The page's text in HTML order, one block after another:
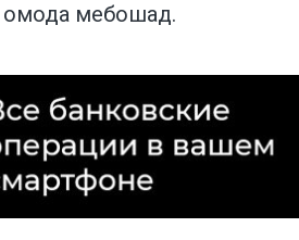
омода мебошад.